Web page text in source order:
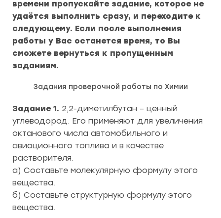
времени пропускайте задание, которое не
удаётся выполнить сразу, и переходите к
следующему. Если после выполнения
работы у Вас останется время, то Вы
сможете вернуться к пропущенным
заданиям.
Задания проверочной работы по Химии
Задание 1. 2,2-диметилбутан – ценный
углеводород. Его применяют для увеличения
октанового числа автомобильного и
авиационного топлива и в качестве
растворителя.
а) Составьте молекулярную формулу этого
вещества.
б) Составьте структурную формулу этого
вещества.